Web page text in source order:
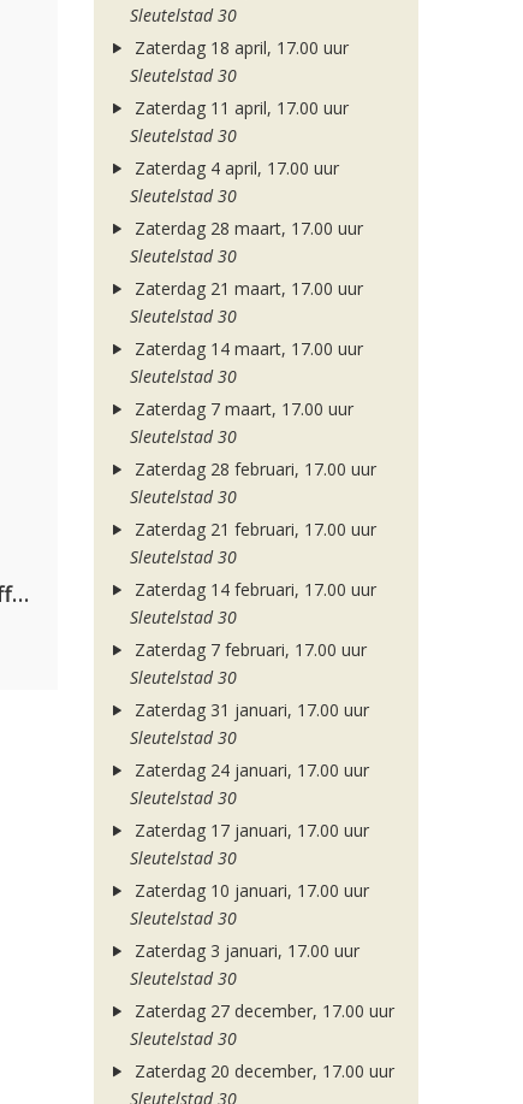
Jamoxy & Agatino Romero ft. Raffaella Carrà
Sleutelstad 30
Zaterdag 18 april, 17.00 uur
Sleutelstad 30
Zaterdag 11 april, 17.00 uur
Sleutelstad 30
Zaterdag 4 april, 17.00 uur
Sleutelstad 30
Zaterdag 28 maart, 17.00 uur
Sleutelstad 30
Zaterdag 21 maart, 17.00 uur
Sleutelstad 30
Zaterdag 14 maart, 17.00 uur
Sleutelstad 30
Zaterdag 7 maart, 17.00 uur
Sleutelstad 30
Zaterdag 28 februari, 17.00 uur
Sleutelstad 30
Zaterdag 21 februari, 17.00 uur
Sleutelstad 30
Zaterdag 14 februari, 17.00 uur
Sleutelstad 30
Zaterdag 7 februari, 17.00 uur
Sleutelstad 30
Zaterdag 31 januari, 17.00 uur
Sleutelstad 30
Zaterdag 24 januari, 17.00 uur
Sleutelstad 30
Zaterdag 17 januari, 17.00 uur
Sleutelstad 30
Zaterdag 10 januari, 17.00 uur
Sleutelstad 30
Zaterdag 3 januari, 17.00 uur
Sleutelstad 30
Zaterdag 27 december, 17.00 uur
Sleutelstad 30
Zaterdag 20 december, 17.00 uur
Sleutelstad 30